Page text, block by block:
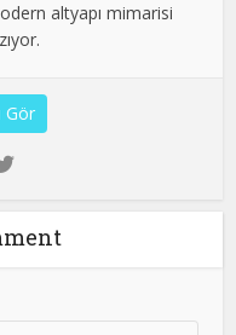
altyapı mimarisi
Gör